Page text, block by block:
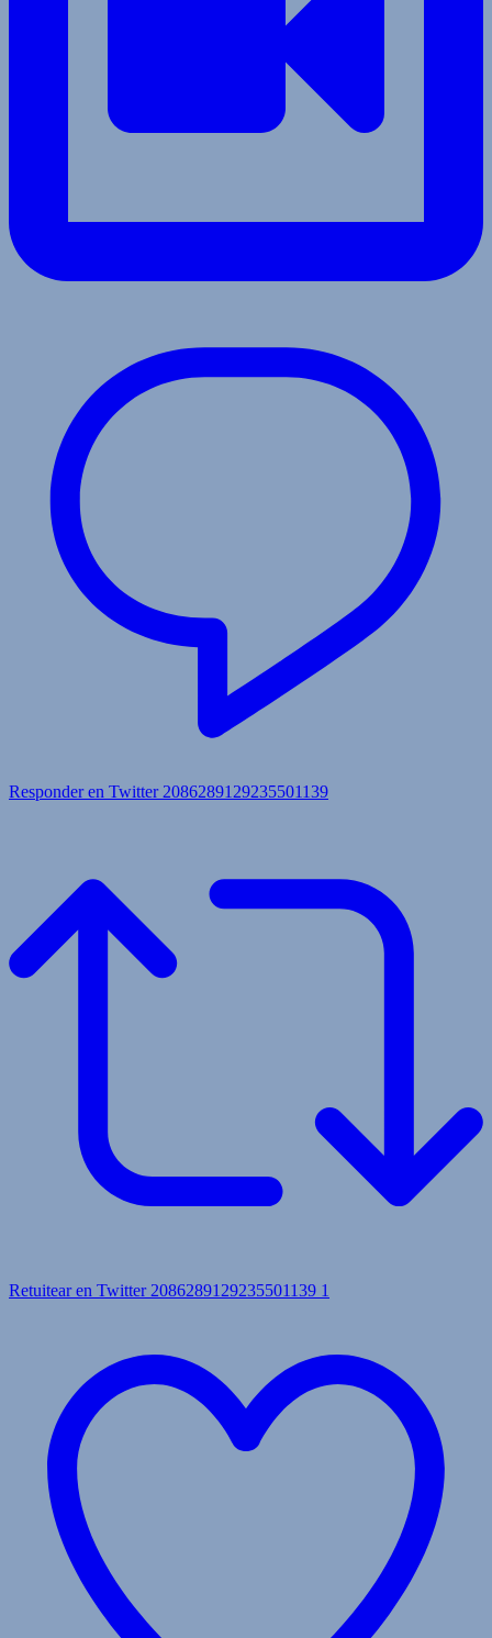
Responder en Twitter 2086289129235501139
Retuitear en Twitter 2086289129235501139 1